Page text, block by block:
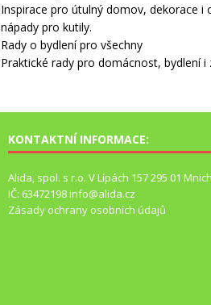
Inspirace pro útulný domov, dekorace i
nápady pro kutily.
Rady o bydlení pro všechny
Praktické rady pro domácnost, bydlení i
KONTAKTNÍ INFORMACE:
Alida, spol. s r.o. V Lípách 157 295 01
IČ: 63472198 info@alida.cz
Zásady ochrany osobních údajů